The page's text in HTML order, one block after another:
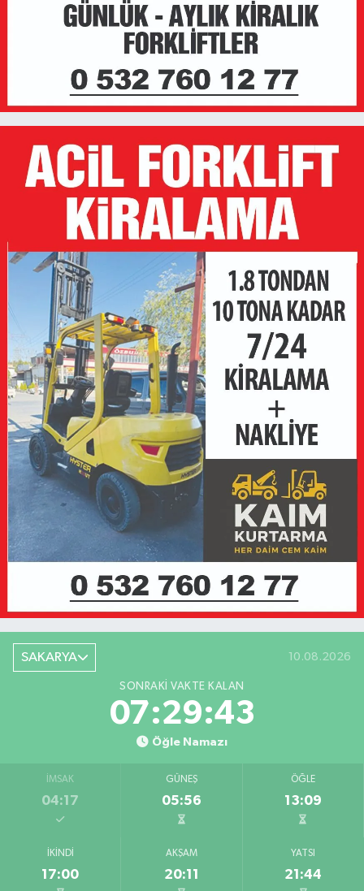
SAKARYA 10.08.2026
SONRAKI VAKTE KALAN
07:29:43
Öğle Namazı
İMSAK
04:17
GÜNEŞ
05:56
ÖĞLE
13:09
İKINDI
17:00
AKŞAM
20:11
YATSI
21:44